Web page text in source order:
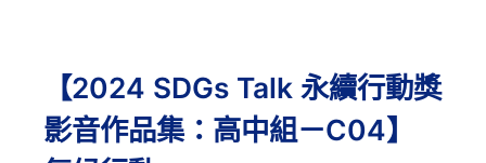
【2024 SDGs Talk 永續行動獎
影音作品集：高中組－C04】